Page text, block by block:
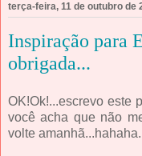
terça-feira, 11 de outubro de
Inspiração para
obrigada...
OK!Ok!...escrevo este
você acha que não
volte